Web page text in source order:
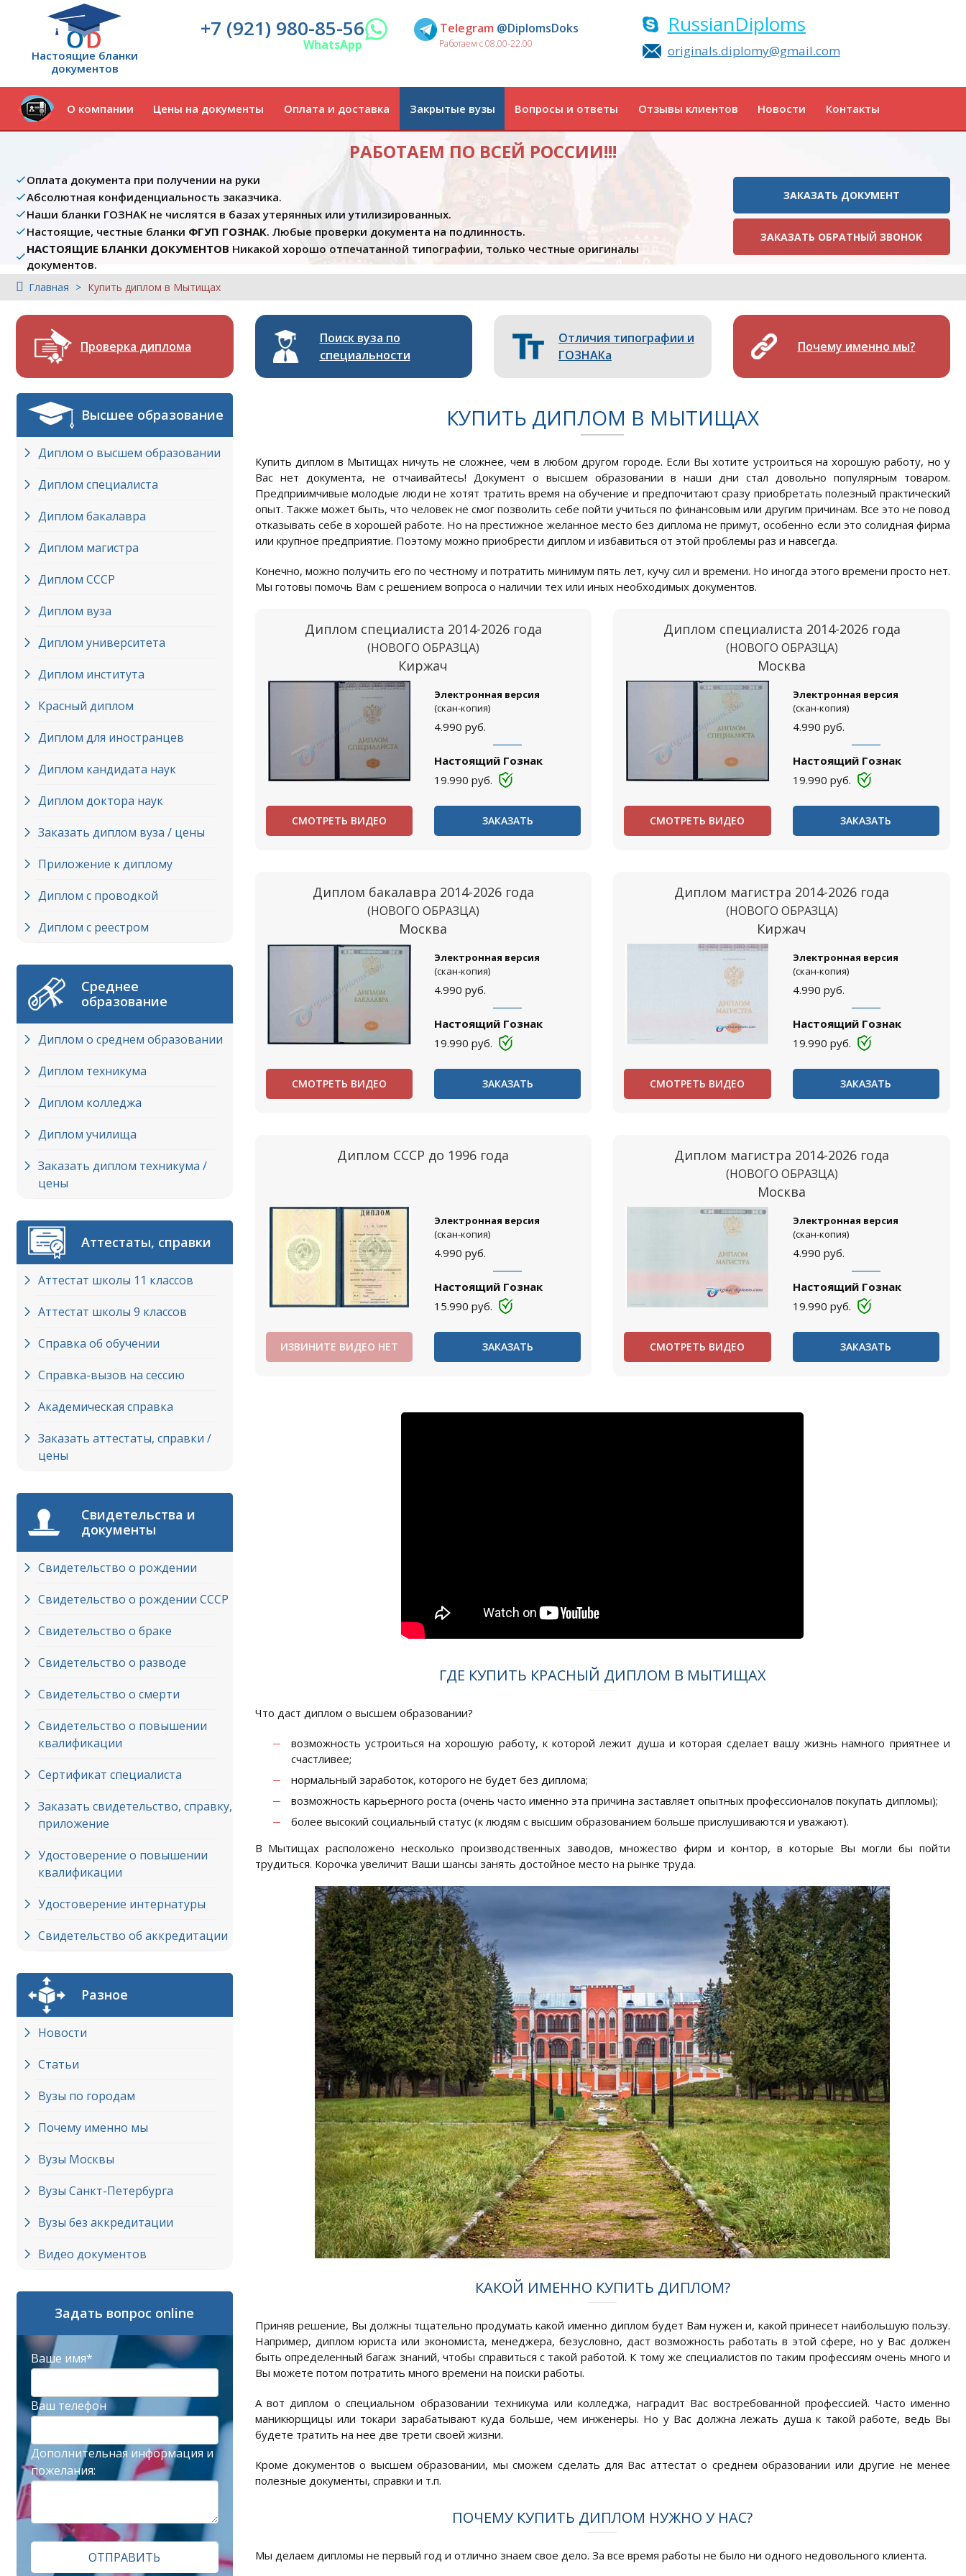
Настоящие бланки
документов
+7 (921) 980-85-56
WhatsApp
Telegram @DiplomsDoks
Работаем с 08.00-22.00
RussianDiploms
originals.diplomy@gmail.com
О компании Цены на документы Оплата и доставка Закрытые вузы Вопросы и ответы Отзывы клиентов Новости Контакты
РАБОТАЕМ ПО ВСЕЙ РОССИИ!!!
Оплата документа при получении на руки
Абсолютная конфиденциальность заказчика.
Наши бланки ГОЗНАК не числятся в базах утерянных или утилизированных.
Настоящие, честные бланки ФГУП ГОЗНАК. Любые проверки документа на подлинность.
НАСТОЯЩИЕ БЛАНКИ ДОКУМЕНТОВ Никакой хорошо отпечатанной типографии, только честные оригиналы
документов.
ЗАКАЗАТЬ ДОКУМЕНТ
ЗАКАЗАТЬ ОБРАТНЫЙ ЗВОНОК
Главная Купить диплом в Мытищах
Проверка диплома
Поиск вуза по
специальности
Отличия типографии и
ГОЗНАКа
Почему именно мы?
Высшее образование
Диплом о высшем образовании
Диплом специалиста
Диплом бакалавра
Диплом магистра
Диплом СССР
Диплом вуза
Диплом университета
Диплом института
Красный диплом
Диплом для иностранцев
Диплом кандидата наук
Диплом доктора наук
Заказать диплом вуза / цены
Приложение к диплому
Диплом с проводкой
Диплом с реестром
Среднее
образование
Диплом о среднем образовании
Диплом техникума
Диплом колледжа
Диплом училища
Заказать диплом техникума /
цены
Аттестаты, справки
Аттестат школы 11 классов
Аттестат школы 9 классов
Справка об обучении
Справка-вызов на сессию
Академическая справка
Заказать аттестаты, справки /
цены
Свидетельства и
документы
Свидетельство о рождении
Свидетельство о рождении СССР
Свидетельство о браке
Свидетельство о разводе
Свидетельство о смерти
Свидетельство о повышении
квалификации
Сертификат специалиста
Заказать свидетельство, справку,
приложение
Удостоверение о повышении
квалификации
Удостоверение интернатуры
Свидетельство об аккредитации
Разное
Новости
Статьи
Вузы по городам
Почему именно мы
Вузы Москвы
Вузы Cанкт-Петербурга
Вузы без аккредитации
Видео документов
Задать вопрос online
Ваше имя*
Ваш телефон
Дополнительная информация и
пожелания:
ОТПРАВИТЬ
КУПИТЬ ДИПЛОМ В МЫТИЩАХ
Купить диплом в Мытищах ничуть не сложнее, чем в любом другом городе. Если Вы хотите устроиться на хорошую работу, но у
Вас нет документа, не отчаивайтесь! Документ о высшем образовании в наши дни стал довольно популярным товаром.
Предприимчивые молодые люди не хотят тратить время на обучение и предпочитают сразу приобретать полезный практический
опыт. Также может быть, что человек не смог позволить себе пойти учиться по финансовым или другим причинам. Все это не повод
отказывать себе в хорошей работе. Но на престижное желанное место без диплома не примут, особенно если это солидная фирма
или крупное предприятие. Поэтому можно приобрести диплом и избавиться от этой проблемы раз и навсегда.
Конечно, можно получить его по честному и потратить минимум пять лет, кучу сил и времени. Но иногда этого времени просто нет.
Мы готовы помочь Вам с решением вопроса о наличии тех или иных необходимых документов.
Диплом специалиста 2014-2026 года
(НОВОГО ОБРАЗЦА)
Киржач
Электронная версия
(скан-копия)
4.990 руб.
Настоящий Гознак
19.990 руб.
СМОТРЕТЬ ВИДЕО ЗАКАЗАТЬ
Диплом специалиста 2014-2026 года
(НОВОГО ОБРАЗЦА)
Москва
Электронная версия
(скан-копия)
4.990 руб.
Настоящий Гознак
19.990 руб.
СМОТРЕТЬ ВИДЕО ЗАКАЗАТЬ
Диплом бакалавра 2014-2026 года
(НОВОГО ОБРАЗЦА)
Москва
Электронная версия
(скан-копия)
4.990 руб.
Настоящий Гознак
19.990 руб.
СМОТРЕТЬ ВИДЕО ЗАКАЗАТЬ
Диплом магистра 2014-2026 года
(НОВОГО ОБРАЗЦА)
Киржач
Электронная версия
(скан-копия)
4.990 руб.
Настоящий Гознак
19.990 руб.
СМОТРЕТЬ ВИДЕО ЗАКАЗАТЬ
Диплом СССР до 1996 года
Электронная версия
(скан-копия)
4.990 руб.
Настоящий Гознак
15.990 руб.
ИЗВИНИТЕ ВИДЕО НЕТ ЗАКАЗАТЬ
Диплом магистра 2014-2026 года
(НОВОГО ОБРАЗЦА)
Москва
Электронная версия
(скан-копия)
4.990 руб.
Настоящий Гознак
19.990 руб.
СМОТРЕТЬ ВИДЕО ЗАКАЗАТЬ
ГДЕ КУПИТЬ КРАСНЫЙ ДИПЛОМ В МЫТИЩАХ
Что даст диплом о высшем образовании?
возможность устроиться на хорошую работу, к которой лежит душа и которая сделает вашу жизнь намного приятнее и
счастливее;
нормальный заработок, которого не будет без диплома;
возможность карьерного роста (очень часто именно эта причина заставляет опытных профессионалов покупать дипломы);
более высокий социальный статус (к людям с высшим образованием больше прислушиваются и уважают).
В Мытищах расположено несколько производственных заводов, множество фирм и контор, в которые Вы могли бы пойти
трудиться. Корочка увеличит Ваши шансы занять достойное место на рынке труда.
КАКОЙ ИМЕННО КУПИТЬ ДИПЛОМ?
Приняв решение, Вы должны тщательно продумать какой именно диплом будет Вам нужен и, какой принесет наибольшую пользу.
Например, диплом юриста или экономиста, менеджера, безусловно, даст возможность работать в этой сфере, но у Вас должен
быть определенный багаж знаний, чтобы справиться с такой работой. К тому же специалистов по таким профессиям очень много и
Вы можете потом потратить много времени на поиски работы.
А вот диплом о специальном образовании техникума или колледжа, наградит Вас востребованной профессией. Часто именно
маникюрщицы или токари зарабатывают куда больше, чем инженеры. Но у Вас должна лежать душа к такой работе, ведь Вы
будете тратить на нее две трети своей жизни.
Кроме документов о высшем образовании, мы сможем сделать для Вас аттестат о среднем образовании или другие не менее
полезные документы, справки и т.п.
ПОЧЕМУ КУПИТЬ ДИПЛОМ НУЖНО У НАС?
Мы делаем дипломы не первый год и отлично знаем свое дело. За все время работы не было ни одного недовольного клиента.